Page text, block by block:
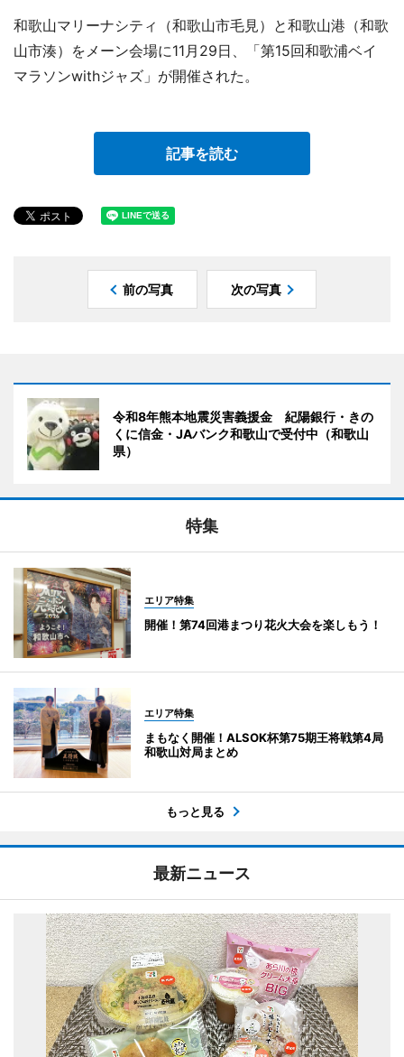
和歌山マリーナシティ（和歌山市毛見）と和歌山港（和歌
山市湊）をメーン会場に11月29日、「第15回和歌浦ベイ
マラソンwithジャズ」が開催された。
記事を読む
前の写真 次の写真
令和8年熊本地震災害義援金 紀陽銀行・きの
くに信金・JAバンク和歌山で受付中（和歌山
県）
特集
エリア特集
開催！第74回港まつり花火大会を楽しもう！
エリア特集
まもなく開催！ALSOK杯第75期王将戦第4局
和歌山対局まとめ
もっと見る
最新ニュース